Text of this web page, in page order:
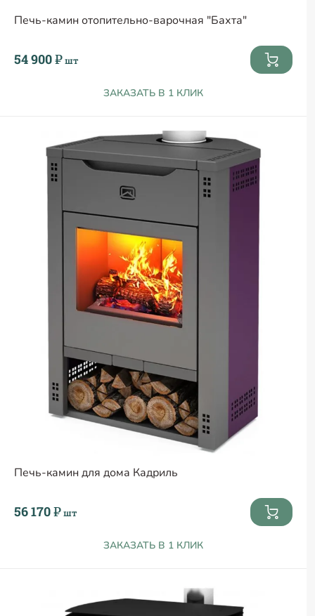
Печь-камин отопительно-варочная "Бахта"
54 900 ₽шт
ЗАКАЗАТЬ В 1 КЛИК
Печь-камин для дома Кадриль
56 170 ₽шт
ЗАКАЗАТЬ В 1 КЛИК